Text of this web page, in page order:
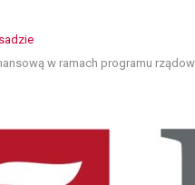
w ramach programu